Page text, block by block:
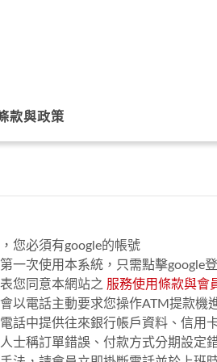
款與政策
您必須有google的帳號
一次使用本系統，只需點擊google登
您同意本網站之 服務使用條款與會
以電話主動要求您操作ATM提款機
話中提供往來銀行帳戶資料、信用
士稱訂單錯誤、付款方式分期設定